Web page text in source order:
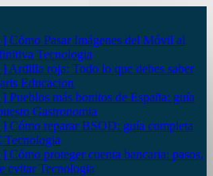
] Cómo Pasar Imágenes del Móvil al
Tecnologia
] Ardilla roja: Todo lo que debes saber
Educacion
] Pueblos más bonitos de España: guía
Gastronomia
] Cómo reparar BSOD: guía completa
Tecnologia
] Cómo proteger cuenta bancaria: pasos,
evitarTecnologia